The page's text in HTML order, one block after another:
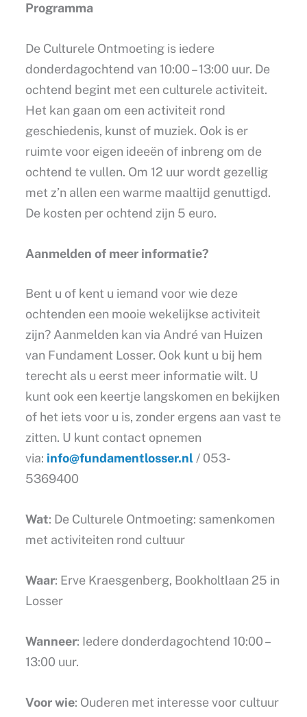
Programma
De Culturele Ontmoeting is iedere
donderdagochtend van 10:00 – 13:00 uur. De
ochtend begint met een culturele activiteit.
Het kan gaan om een activiteit rond
geschiedenis, kunst of muziek. Ook is er
ruimte voor eigen ideeën of inbreng om de
ochtend te vullen. Om 12 uur wordt gezellig
met z’n allen een warme maaltijd genuttigd.
De kosten per ochtend zijn 5 euro.
Aanmelden of meer informatie?
Bent u of kent u iemand voor wie deze
ochtenden een mooie wekelijkse activiteit
zijn? Aanmelden kan via André van Huizen
van Fundament Losser. Ook kunt u bij hem
terecht als u eerst meer informatie wilt. U
kunt ook een keertje langskomen en bekijken
of het iets voor u is, zonder ergens aan vast te
zitten. U kunt contact opnemen
via: info@fundamentlosser.nl/ 053-
5369400
Wat: De Culturele Ontmoeting: samenkomen
met activiteiten rond cultuur
Waar: Erve Kraesgenberg, Bookholtlaan 25 in
Losser
Wanneer: Iedere donderdagochtend 10:00 –
13:00 uur.
Voor wie: Ouderen met interesse voor cultuur